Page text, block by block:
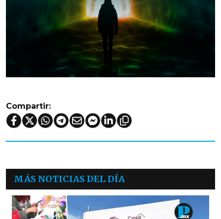
Compartir:
MÁS NOTICIAS DEL DÍA